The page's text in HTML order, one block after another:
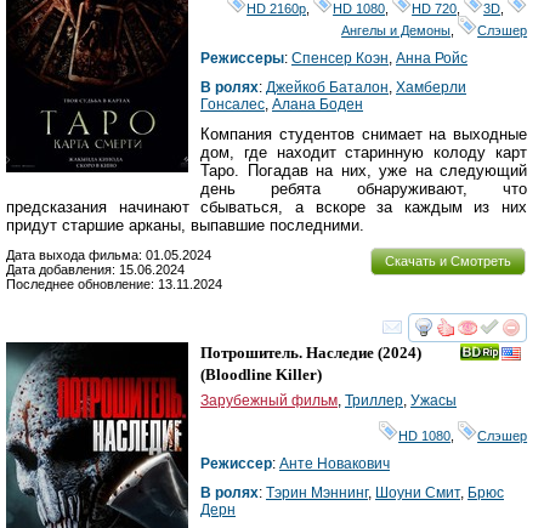
HD 2160р HD 1080 HD 720 3D
Ангелы и Демоны
Слэшер
Режиссеры: Спенсер Коэн, Анна Ройс
В ролях: Джейкоб Баталон, Хамберли
Гонсалес, Алана Боден
Компания студентов снимает на выходные
дом, где находит старинную колоду карт
Таро. Погадав на них, уже на следующий
день ребята обнаруживают, что
предсказания начинают сбываться, а вскоре за каждым из них
придут старшие арканы, выпавшие последними.
Скачать и Смотреть
Дата выхода фильма: 01.05.2024
Дата добавления: 15.06.2024
Последнее обновление: 13.11.2024
смотреть
Потрошитель. Наследие (2024)
(Bloodline Killer)
Зарубежный фильм, Триллер, Ужасы
HD 1080 Слэшер
Режиссер: Анте Новакович
В ролях: Тэрин Мэннинг, Шоуни Смит, Брюс
Дерн